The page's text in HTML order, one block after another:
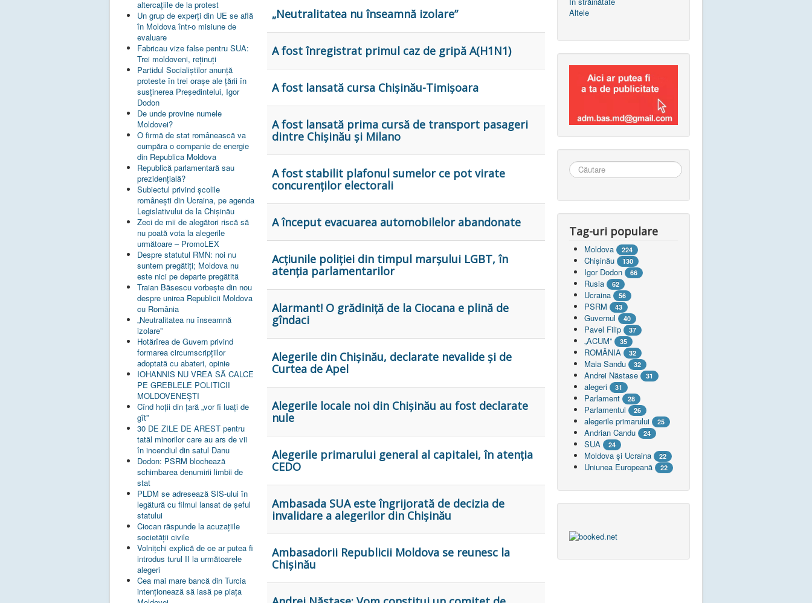
altercaţiile de la protest
Un grup de experţi din UE se află
în Moldova într-o misiune de
evaluare
Fabricau vize false pentru SUA:
Trei moldoveni, reținuți
Partidul Socialiștilor anunță
proteste în trei orașe ale țării în
susținerea Președintelui, Igor
Dodon
De unde provine numele
Moldovei?
O firmă de stat românească va
cumpăra o companie de energie
din Republica Moldova
Republică parlamentară sau
prezidențială?
Subiectul privind şcolile
româneşti din Ucraina, pe agenda
Legislativului de la Chişinău
Zeci de mii de alegători riscă să
nu poată vota la alegerile
următoare – PromoLEX
Despre statutul RMN: noi nu
suntem pregătiți; Moldova nu
este nici pe departe pregătită
Traian Băsescu vorbește din nou
despre unirea Republicii Moldova
cu România
„Neutralitatea nu înseamnă
izolare”
Hotărîrea de Guvern privind
formarea circumscripțiilor
adoptată cu abateri, opinie
IOHANNIS NU VREA SĂ CALCE
PE GREBLELE POLITICII
MOLDOVENEȘTI
Cînd hoții din țară „vor fi luați de
gît”
30 DE ZILE DE AREST pentru
tatăl minorilor care au ars de vii
în incendiul din satul Danu
Dodon: PSRM blochează
schimbarea denumirii limbii de
stat
PLDM se adresează SIS-ului în
legătură cu filmul lansat de șeful
statului
Ciocan răspunde la acuzațiile
societății civile
Volnițchi explică de ce ar putea fi
introdus turul II la următoarele
alegeri
Cea mai mare bancă din Turcia
intenționează să iasă pe piața
„Neutralitatea nu înseamnă izolare”
A fost înregistrat primul caz de gripă A(H1N1)
A fost lansată cursa Chișinău-Timișoara
A fost lansată prima cursă de transport pasageri
dintre Chișinău și Milano
A fost stabilit plafonul sumelor ce pot virate
concurenților electorali
A început evacuarea automobilelor abandonate
Acțiunile poliției din timpul marșului LGBT, în
atenția parlamentarilor
Alarmant! O grădiniță de la Ciocana e plină de
gîndaci
Alegerile din Chișinău, declarate nevalide și de
Curtea de Apel
Alegerile locale noi din Chișinău au fost declarate
nule
Alegerile primarului general al capitalei, în atenția
CEDO
Ambasada SUA este îngrijorată de decizia de
invalidare a alegerilor din Chișinău
Ambasadorii Republicii Moldova se reunesc la
Chișinău
Altele
Căutare
...
Tag-uri populare
Moldova 224
Chişinău 130
Igor Dodon 66
Rusia 62
Ucraina 56
PSRM 43
Guvernul 40
Pavel Filip 37
„ACUM” 35
ROMÂNIA 32
Maia Sandu 32
Andrei Năstase 31
alegeri 31
Parlament 28
Parlamentul 26
alegerile primarului 25
Andrian Candu 24
SUA 24
Moldova și Ucraina 22
Uniunea Europeană 22